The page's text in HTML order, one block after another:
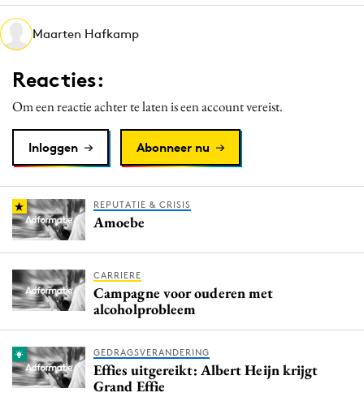
Interne communicatie
Martech
Media
Programmatic
Purpose Marketing
Reputatie & crisis
Maarten Hafkamp
Reacties:
Om een reactie achter te laten is een account vereist.
Inloggen Abonneer nu
REPUTATIE & CRISIS
Amoebe
CARRIERE
Campagne voor ouderen met
alcoholprobleem
GEDRAGSVERANDERING
Effies uitgereikt: Albert Heijn krijgt
Grand Effie